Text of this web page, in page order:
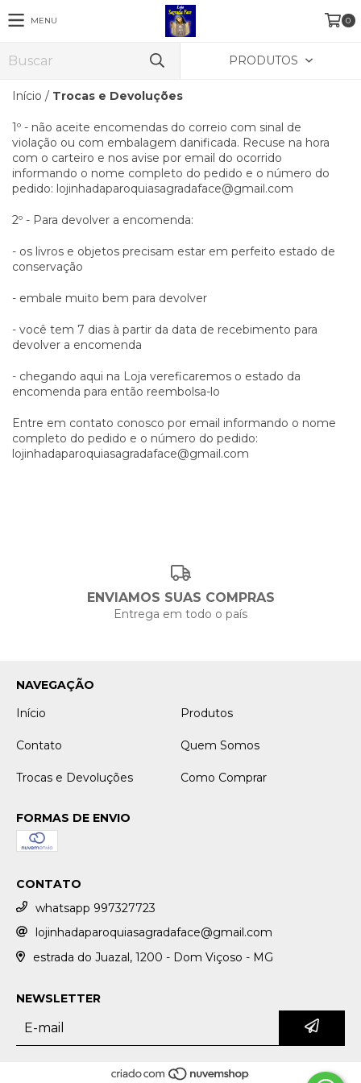
MENU 0
PRODUTOS
Início / Trocas e Devoluções
1º - não aceite encomendas do correio com sinal de
violação ou com embalagem danificada. Recuse na hora
com o carteiro e nos avise por email do ocorrido
informando o nome completo do pedido e o número do
pedido: lojinhadaparoquiasagradaface@gmail.com
2º - Para devolver a encomenda:
- os livros e objetos precisam estar em perfeito estado de
conservação
- embale muito bem para devolver
- você tem 7 dias à partir da data de recebimento para
devolver a encomenda
- chegando aqui na Loja vereficaremos o estado da
encomenda para então reembolsa-lo
Entre em contato conosco por email informando o nome
completo do pedido e o número do pedido:
lojinhadaparoquiasagradaface@gmail.com
ENVIAMOS SUAS COMPRAS
Entrega em todo o país
NAVEGAÇÃO
Início
Produtos
Contato Quem Somos
Trocas e Devoluções Como Comprar
FORMAS DE ENVIO
CONTATO
whatsapp 997327723
lojinhadaparoquiasagradaface@gmail.com
estrada do Juazal, 1200 - Dom Viçoso - MG
NEWSLETTER